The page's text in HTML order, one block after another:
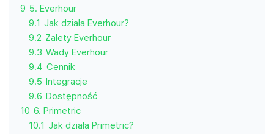
9 5. Everhour
9.1 Jak działa Everhour?
9.2 Zalety Everhour
9.3 Wady Everhour
9.4 Cennik
9.5 Integracje
9.6 Dostępność
10 6. Primetric
10.1 Jak działa Primetric?